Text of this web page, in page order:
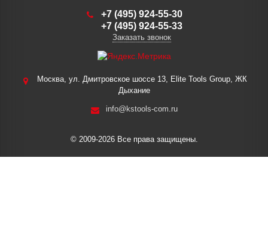
+7 (495) 924-55-30
+7 (495) 924-55-33
Заказать звонок
Москва, ул. Дмитровское шоссе 13, Elite Tools Group, ЖК
Дыхание
info@kstools-com.ru
© 2009-2026 Все права защищены.